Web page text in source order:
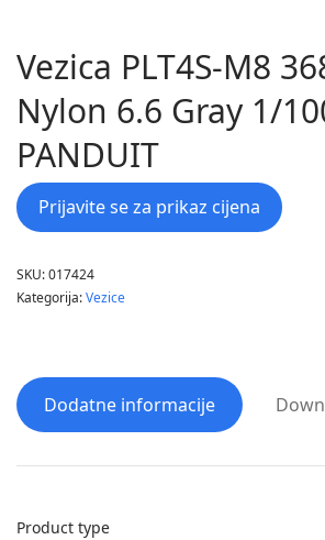
Vezica PLT4S-M8
Nylon 6.6 Gray 1/
PANDUIT
Prijavite se za prikaz cijena
SKU:017424
Kategorija:Vezice
Dodatne informacije
Product type